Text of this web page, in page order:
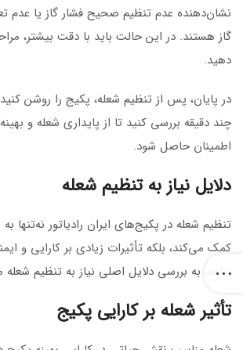
نشان‌دهنده عدم تنظیم صحیح فشار گاز یا عدم
گاز هستند. در این حالت باید با دقت بیشتر،
دهید.
در پایان، پس از تنظیم شعله، پکیج را روشن
چند دقیقه بررسی کنید تا از پایداری شعله و
اطمینان حاصل شود.
دلایل نیاز به تنظیم شعله
تنظیم شعله در پکیج‌های ایران رادیاتور نه‌تنها
کمک می‌کند، بلکه تأثیرات زیادی بر کارایی و
ادامه، به بررسی دلایل اصلی نیاز به تنظیم شعله
تأثیر شعله بر کارایی پکیج